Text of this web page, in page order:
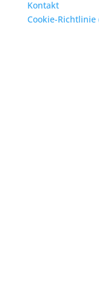
Kontakt
Cookie-Richtlinie